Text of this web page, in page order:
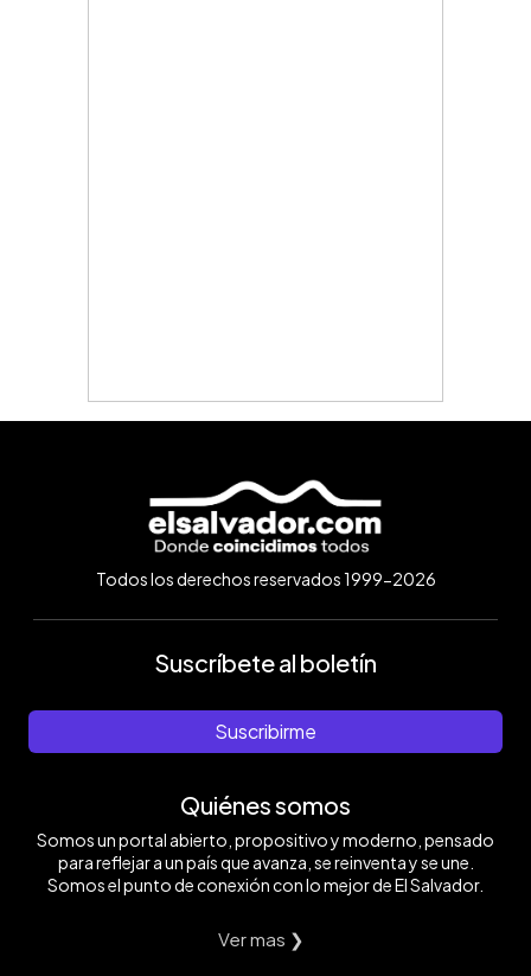
Todos los derechos reservados 1999-2026
Suscríbete al boletín
Suscribirme
Quiénes somos
Somos un portal abierto, propositivo y moderno, pensado
para reflejar a un país que avanza, se reinventa y se une.
Somos el punto de conexión con lo mejor de El Salvador.
Ver mas ❯